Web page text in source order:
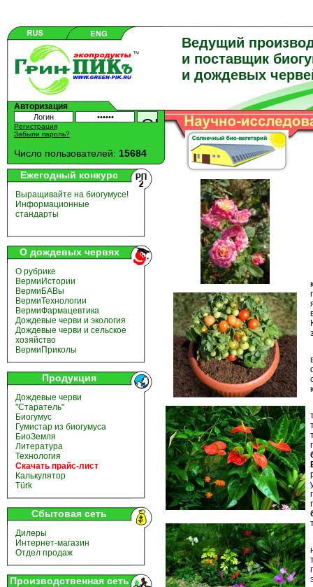
Ведущий
и поставщик
и дождевых
Авторизация
Регистрация
Забыли пароль?
Число пользователей: 15684
Ежегодный конкурс
Выращивайте на биогумусе!
Информационные
стандарты
О дождевых червях
О рубрике
ВермиИстории
ВермиБАВы
ВермиТехнологии
ВермиФармацевтика
Дождевые черви и экология
Дождевые черви и сельское
хозяйство
ВермиПриколы
Продукция
Дождевые черви
"Старатель"
Биогумус
Гумистар из биогумуса
БиоЗемля
Литература
Технология
Скачать прайс-лист
Калькулятор
Türk
Сбытовая сеть
Дилеры
Интернет-магазин
Отдел продаж
Производственная сеть